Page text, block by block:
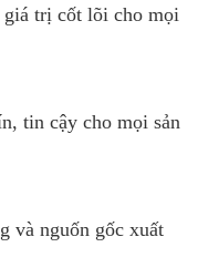
trị cốt lõi cho mọi
tin cậy cho mọi sản
và nguốn gốc xuất